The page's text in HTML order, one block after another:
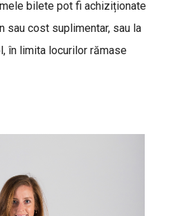
bilete pot fi achiziționate
sau cost suplimentar, sau la
în limita locurilor rămase